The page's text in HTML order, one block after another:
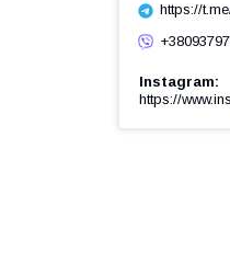
https://
Instagram
https://